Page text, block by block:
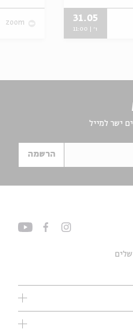
31.05
ו' | 11:00
zoom
ישר למייל
הרשמה